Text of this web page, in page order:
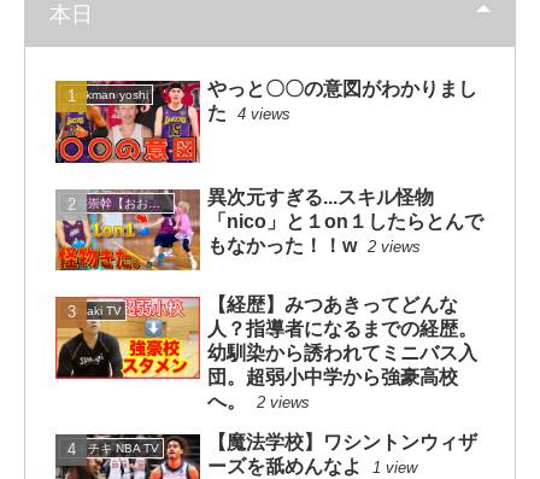
本日
dunkman yoshi
やっと〇〇の意図がわかりまし
た
4 views
大井崇幹【おおいたかよし】
異次元すぎる...スキル怪物
「nico」と１on１したらとんで
もなかった！！w 2 views
mituaki TV
【経歴】みつあきってどんな
人？指導者になるまでの経歴。
幼馴染から誘われてミニバス入
団。超弱小中学から強豪高校
へ。
2 views
チキチキ NBA TV
【魔法学校】ワシントンウィザ
ーズを舐めんなよ
1 view